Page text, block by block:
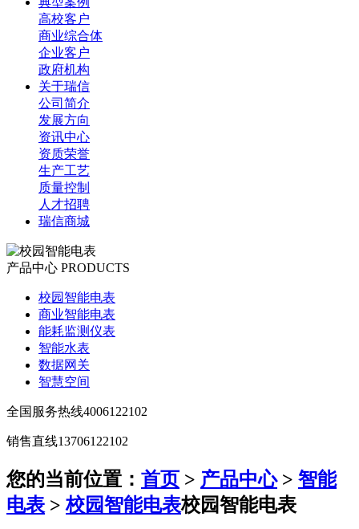
高校客户
商业综合体
企业客户
政府机构
关于瑞信
公司简介
发展方向
资讯中心
资质荣誉
生产工艺
质量控制
人才招聘
瑞信商城
产品中心 PRODUCTS
校园智能电表
商业智能电表
能耗监测仪表
智能水表
数据网关
智慧空间
全国服务热线4006122102
销售直线13706122102
您的当前位置： 首页 > 产品中心> 智能
电表 >校园智能电表校园智能电表